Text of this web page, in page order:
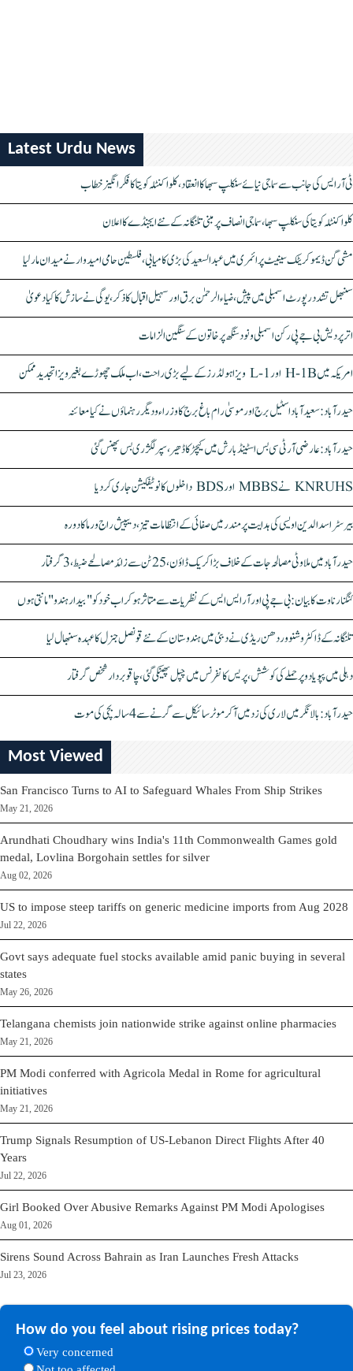
Latest Urdu News
ٹی آر ایس کی جانب سے سماجی نیائے سنکلپ سبھا کا انعقاد، کلواکنٹلہ کویتا کا فکر انگیز خطاب
کلواکنٹلہ کویتا کی سنکلپ سبھا، سماجی انصاف پر مبنی تلنگانہ کے نئے ایجنڈے کا اعلان
مشی گن ڈیموکریٹک سینیٹ پرائمری میں عبدالسعید کی بڑی کامیابی، فلسطین حامی امیدوار نے میدان مار لیا
سنبھل تشدد رپورٹ اسمبلی میں پیش، ضیاء الرحمٰن برق اور سہیل اقبال کا ذکر، یوگی نے سازش کا کیا دعویٰ
اتر پردیش بی جے پی رکن اسمبلی ونود سنگھ پر خاتون کے سنگین الزامات
امریکہ میں H-1B اور L-1 ویزا ہولڈرز کے لیے بڑی راحت، اب ملک چھوڑے بغیر ویزا تجدید ممکن
حیدرآباد: سعیدآباد اسٹیل برج اور موسیٰ رام باغ برج کا وزراء و دیگر رہنماؤں نے کیا معائنہ
حیدرآباد: عارضی آر ٹی سی بس اسٹینڈ بارش میں کیچڑ کا ڈھیر، سپر لگژری بس پھنس گئی
KNRUHS نے MBBS اور BDS داخلوں کا نوٹیفکیشن جاری کر دیا
بیرسٹر اسدالدین اویسی کی ہدایت پر مندر میں صفائی کے انتظامات تیز، دیپیش راج ورما کا دورہ
حیدرآباد میں ملاوٹی مصالحہ جات کے خلاف بڑا کریک ڈاؤن، 25 ٹن سے زائد مصالحے ضبط، 3 گرفتار
کنگنا رناوت کا بیان: بی جے پی اور آر ایس ایس کے نظریات سے متاثر ہو کر اب خود کو "بیدار ہندو" مانتی ہوں
تلنگانہ کے ڈاکٹر وشنو وردھن ریڈی نے دبئی میں ہندوستان کے نئے قونصل جنرل کا عہدہ سنبھال لیا
دہلی میں پپو یادو پر حملے کی کوشش، پریس کانفرنس میں چپل پھینکی گئی، چاقو بردار شخص گرفتار
حیدرآباد: بالا نگر میں لاری کی زد میں آکر موٹرسائیکل سے گرنے سے 4 سالہ بچی کی موت
Most Viewed
San Francisco Turns to AI to Safeguard Whales From Ship Strikes
May 21, 2026
Arundhati Choudhary wins India's 11th Commonwealth Games gold
medal, Lovlina Borgohain settles for silver
Aug 02, 2026
US to impose steep tariffs on generic medicine imports from Aug 2028
Jul 22, 2026
Govt says adequate fuel stocks available amid panic buying in several
states
May 26, 2026
Telangana chemists join nationwide strike against online pharmacies
May 21, 2026
PM Modi conferred with Agricola Medal in Rome for agricultural
initiatives
May 21, 2026
Trump Signals Resumption of US-Lebanon Direct Flights After 40
Years
Jul 22, 2026
Girl Booked Over Abusive Remarks Against PM Modi Apologises
Aug 01, 2026
Sirens Sound Across Bahrain as Iran Launches Fresh Attacks
Jul 23, 2026
How do you feel about rising prices today?
Very concerned